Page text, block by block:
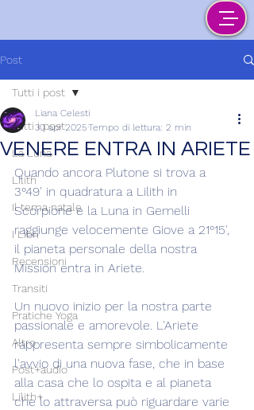
Post
Tutti i post
La Luna
Lilith
Il tema natale
I Libri
Recensioni
Transiti
Pratiche Yoga
Altro
Post+audio
Lilith+
Tutti i post
VENERE ENTRA IN ARIETE
Liana Celesti
30 apr 2025Tempo di lettura: 2 min
Quando ancora Plutone si trova a
3°49' in quadratura a Lilith in
Scorpione e la Luna in Gemelli
raggiunge velocemente Giove a 21°15',
il pianeta personale della nostra
Mission entra in Ariete.
Un nuovo inizio per la nostra parte
passionale e amorevole. L'Ariete
rappresenta sempre simbolicamente
l'avvio di una nuova fase, che in base
alla casa che lo ospita e al pianeta
che lo attraversa può riguardare varie